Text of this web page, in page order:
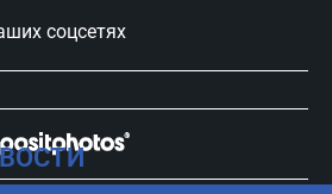
соцсетях